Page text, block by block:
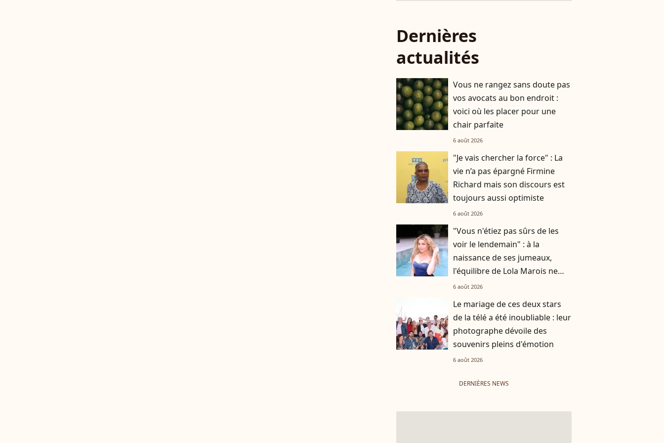
Dernières
actualités
Vous ne rangez sans doute pas
vos avocats au bon endroit :
voici où les placer pour une
chair parfaite
6 août 2026
"Je vais chercher la force" : La
vie n’a pas épargné Firmine
Richard mais son discours est
toujours aussi optimiste
6 août 2026
"Vous n'étiez pas sûrs de les
voir le lendemain" : à la
naissance de ses jumeaux,
l'équilibre de Lola Marois ne
tenait qu'à un fil
6 août 2026
Le mariage de ces deux stars
de la télé a été inoubliable : leur
photographe dévoile des
souvenirs pleins d'émotion
6 août 2026
DERNIÈRES NEWS